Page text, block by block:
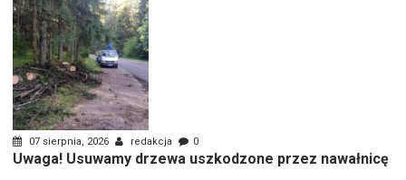
07 sierpnia, 2026 redakcja 0
Uwaga! Usuwamy drzewa uszkodzone przez nawałnicę